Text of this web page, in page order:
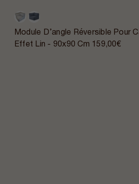
Module D’angle Réversible Pour
Effet Lin - 90x90 Cm 159,00€